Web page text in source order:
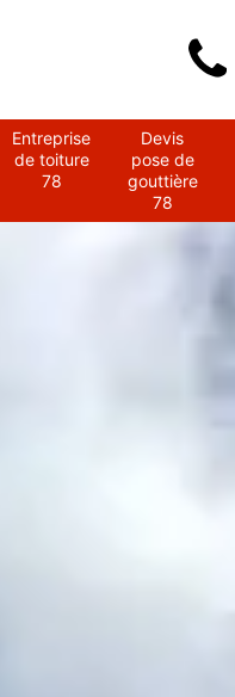
Entreprise
de toiture
78
Devis
pose de
gouttière
78